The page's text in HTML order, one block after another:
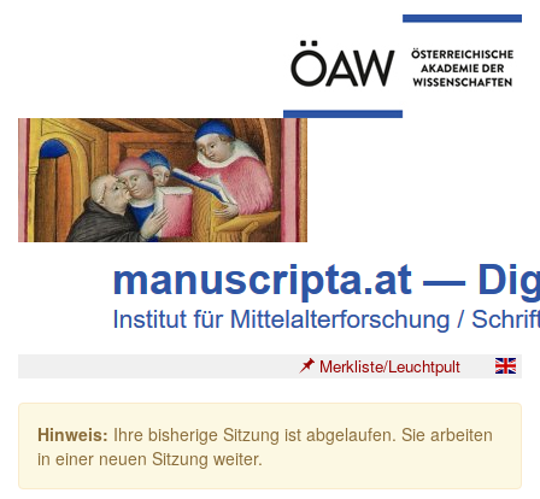
Merkliste/Leuchtpult
Hinweis: Ihre bisherige Sitzung ist abgelaufen. Sie arbeiten
in einer neuen Sitzung weiter.